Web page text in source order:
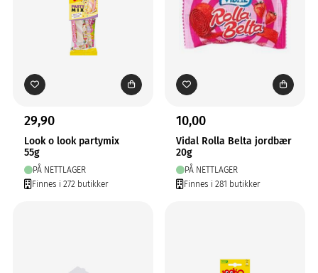
29,90
Look o look partymix
55g
PÅ NETTLAGER
Finnes i 272 butikker
10,00
Vidal Rolla Belta jordbær
20g
PÅ NETTLAGER
Finnes i 281 butikker